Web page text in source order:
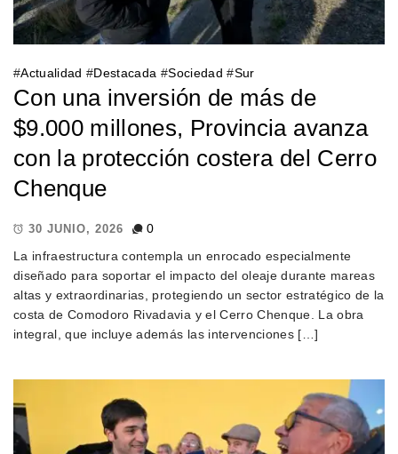
#Actualidad #Destacada #Sociedad #Sur
Con una inversión de más de
$9.000 millones, Provincia avanza
con la protección costera del Cerro
Chenque
30 JUNIO, 2026
0
La infraestructura contempla un enrocado especialmente
diseñado para soportar el impacto del oleaje durante mareas
altas y extraordinarias, protegiendo un sector estratégico de la
costa de Comodoro Rivadavia y el Cerro Chenque. La obra
integral, que incluye además las intervenciones […]